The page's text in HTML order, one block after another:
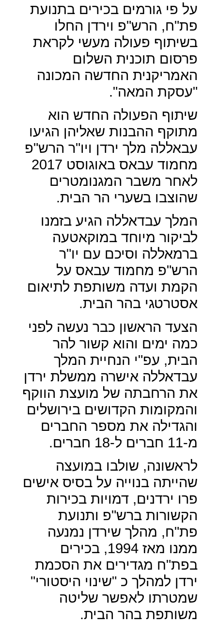
על פי גורמים בכירים בתנועת
פת"ח, הרש"פ וירדן החלו
בשיתוף פעולה מעשי לקראת
פרסום תוכנית השלום
האמריקנית החדשה המכונה
"עסקת המאה".
שיתוף הפעולה החדש הוא
מתוקף ההבנות שאליהן הגיעו
עבאללה מלך ירדן ויו"ר הרש"פ
מחמוד עבאס באוגוסט 2017
לאחר משבר המגנומטרים
שהוצבו בשערי הר הבית.
המלך עבדאללה הגיע בזמנו
לביקור מיוחד במוקאטעה
ברמאללה וסיכם עם יו"ר
הרש"פ מחמוד עבאס על
הקמת ועדה משותפת לתיאום
אסטרטגי בהר הבית.
הצעד הראשון כבר נעשה לפני
כמה ימים והוא קשור להר
הבית, עפ"י הנחיית המלך
עבדאללה אישרה ממשלת ירדן
את הרחבתה של מועצת הווקף
והמקומות הקדושים בירושלים
והגדילה את מספר החברים
מ-11 חברים ל-18 חברים.
לראשונה, שולבו במועצה
שהייתה בנוייה על בסיס אישים
פרו ירדנים, דמויות בכירות
הקשורות ברש"פ ותנועת
פת"ח, מהלך שירדן נמנעה
ממנו מאז 1994, בכירים
בפת"ח מגדירים את הסכמת
ירדן למהלך כ "שינוי היסטורי"
שמטרתו לאפשר שליטה
משותפת בהר הבית.